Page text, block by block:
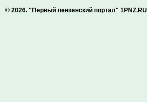
© 2026. "Первый пензенский портал" 1PNZ.RU